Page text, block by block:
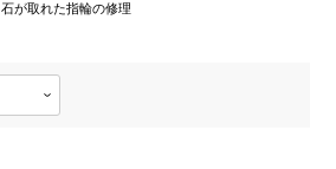
石が取れた指輪の修理